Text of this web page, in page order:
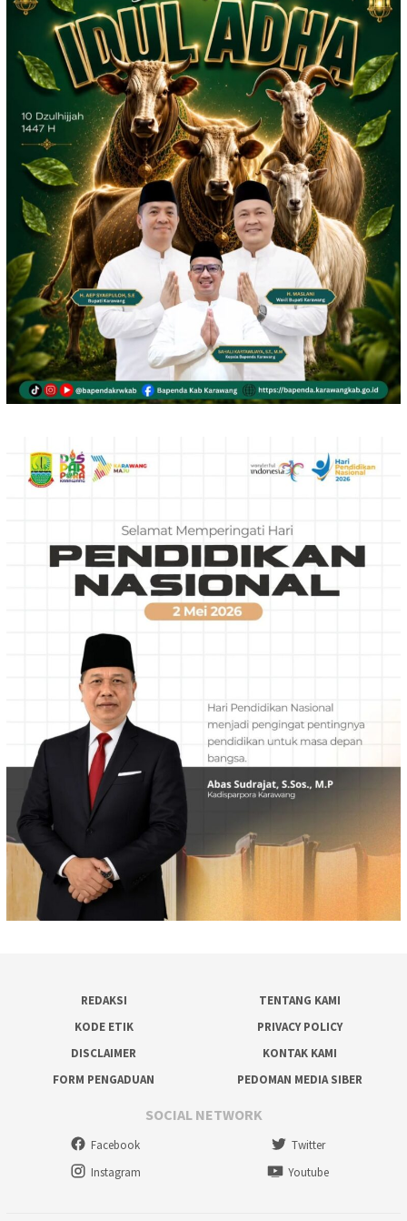
REDAKSI
TENTANG KAMI
KODE ETIK
PRIVACY POLICY
DISCLAIMER
KONTAK KAMI
FORM PENGADUAN
PEDOMAN MEDIA SIBER
SOCIAL NETWORK
Facebook
Twitter
Instagram
Youtube